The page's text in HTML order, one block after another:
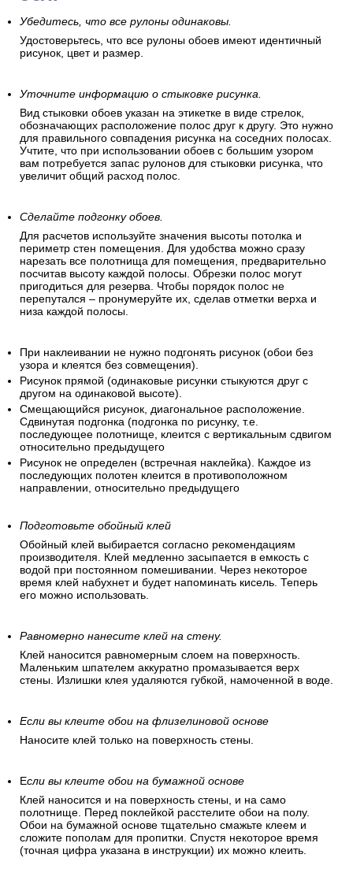
Убедитесь, что все рулоны одинаковы.
Удостоверьтесь, что все рулоны обоев имеют идентичный
рисунок, цвет и размер.
Уточните информацию о стыковке рисунка.
Вид стыковки обоев указан на этикетке в виде стрелок,
обозначающих расположение полос друг к другу. Это нужно
для правильного совпадения рисунка на соседних полосах.
Учтите, что при использовании обоев с большим узором
вам потребуется запас рулонов для стыковки рисунка, что
увеличит общий расход полос.
Сделайте подгонку обоев.
Для расчетов используйте значения высоты потолка и
периметр стен помещения. Для удобства можно сразу
нарезать все полотнища для помещения, предварительно
посчитав высоту каждой полосы. Обрезки полос могут
пригодиться для резерва. Чтобы порядок полос не
перепутался – пронумеруйте их, сделав отметки верха и
низа каждой полосы.
При наклеивании не нужно подгонять рисунок (обои без
узора и клеятся без совмещения).
Рисунок прямой (одинаковые рисунки стыкуются друг с
другом на одинаковой высоте).
Смещающийся рисунок, диагональное расположение.
Сдвинутая подгонка (подгонка по рисунку, т.е.
последующее полотнище, клеится с вертикальным сдвигом
относительно предыдущего
Рисунок не определен (встречная наклейка). Каждое из
последующих полотен клеится в противоположном
направлении, относительно предыдущего
Подготовьте обойный клей
Обойный клей выбирается согласно рекомендациям
производителя. Клей медленно засыпается в емкость с
водой при постоянном помешивании. Через некоторое
время клей набухнет и будет напоминать кисель. Теперь
его можно использовать.
Равномерно нанесите клей на стену.
Клей наносится равномерным слоем на поверхность.
Маленьким шпателем аккуратно промазывается верх
стены. Излишки клея удаляются губкой, намоченной в воде.
Если вы клеите обои на флизелиновой основе
Наносите клей только на поверхность стены.
Если вы клеите обои на бумажной основе
Клей наносится и на поверхность стены, и на само
полотнище. Перед поклейкой расстелите обои на полу.
Обои на бумажной основе тщательно смажьте клеем и
сложите пополам для пропитки. Спустя некоторое время
(точная цифра указана в инструкции) их можно клеить.